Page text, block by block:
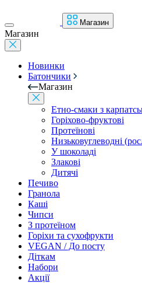
Магазин
Магазин
Новинки
Батончики
Магазин
Етно-смаки з
Горіхово-фруктові
Протеїнові
Низьковуглеводні
У шоколаді
Злакові
Дитячі
Печиво
Гранола
Каші
Чипси
З протеїном
Горіхи та сухофрукти
VEGAN / До посту
Діткам
Набори
Акції